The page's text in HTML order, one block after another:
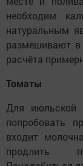
необходим
натуральным
размешивают
расчёта
Томаты
Для июльской
попробовать
входит
продлить